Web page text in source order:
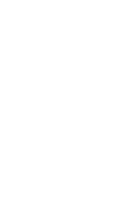
элегантности